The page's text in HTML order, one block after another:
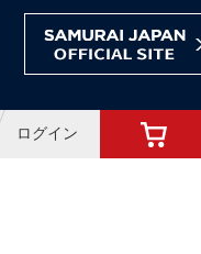
ログイン